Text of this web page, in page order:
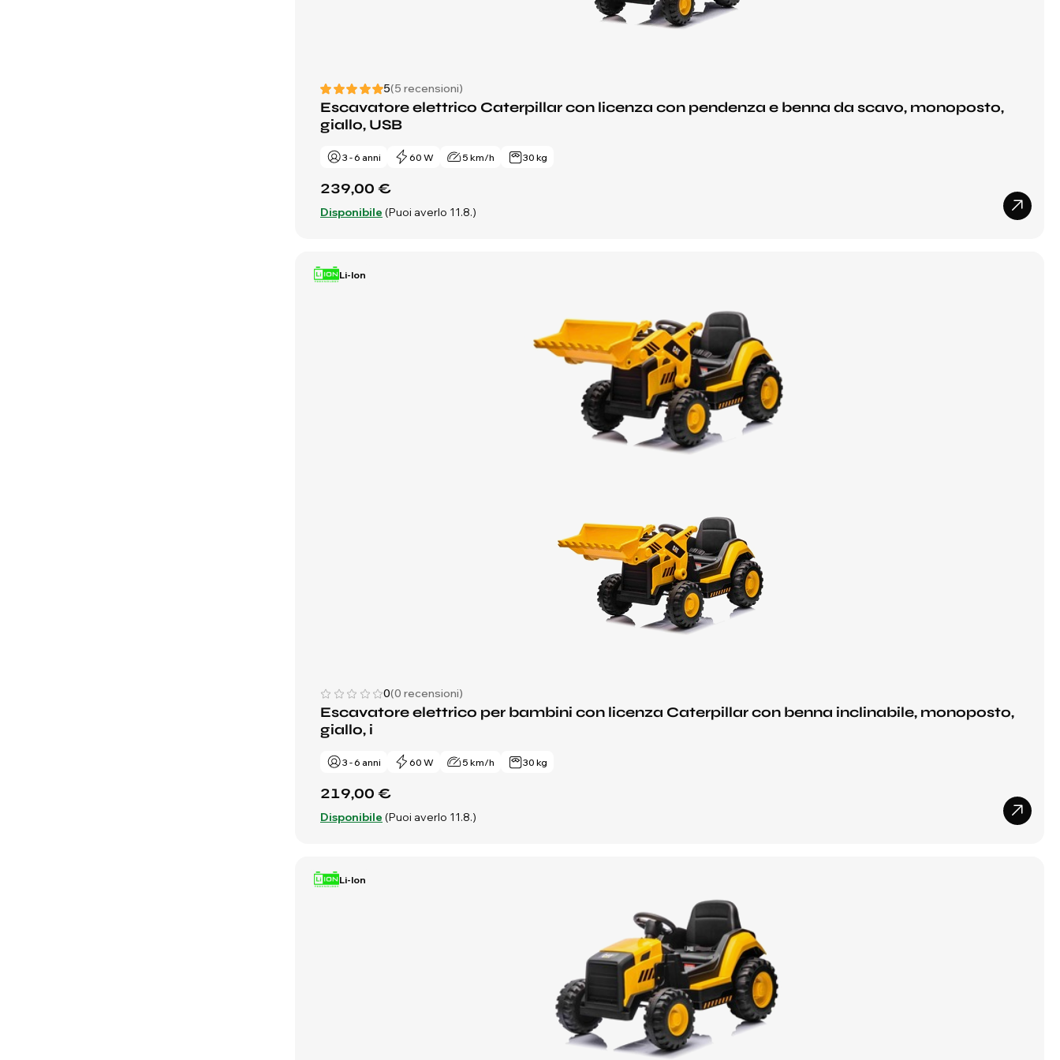
5(5 recensioni)
Escavatore elettrico Caterpillar con licenza con pendenza e benna da scavo, monoposto,
giallo, USB
3 - 6 anni 60 W 5 km/h 30 kg
239,00 €
Disponibile (Puoi averlo 11.8.)
Li-Ion
0(0 recensioni)
Escavatore elettrico per bambini con licenza Caterpillar con benna inclinabile, monoposto,
giallo, i
3 - 6 anni 60 W 5 km/h 30 kg
219,00 €
Disponibile (Puoi averlo 11.8.)
Li-Ion